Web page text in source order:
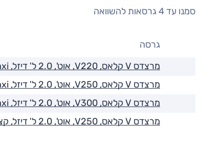
סמנו עד 4 גרסאות להשוואה
גרסה
מרצדס V קלאס, V220, אוט', 2.0 ל' דיזל, Trend Taxi
מרצדס V קלאס, V250, אוט', 2.0 ל' דיזל, Trend Taxi
מרצדס V קלאס, V300, אוט', 2.0 ל' דיזל, Trend Taxi
מרצדס V קלאס, V250, אוט', 2.0 ל' דיזל, קצר, Trend 1+6